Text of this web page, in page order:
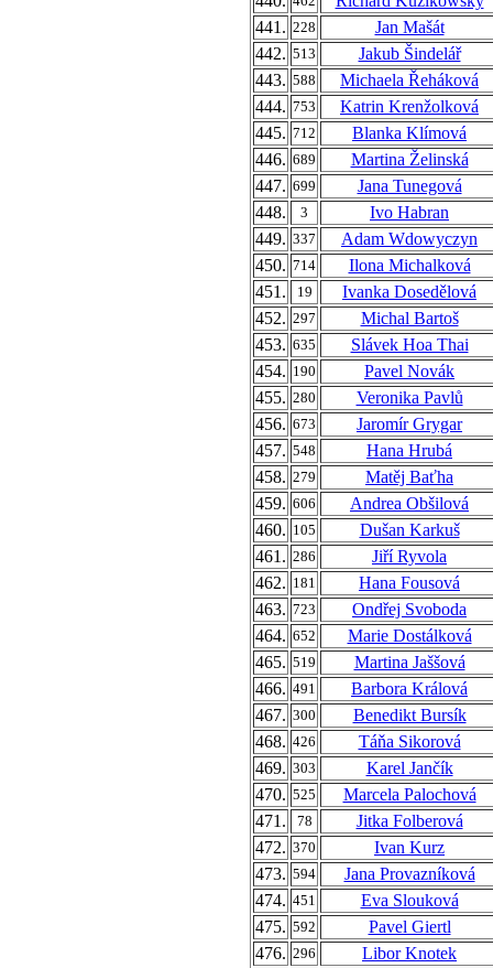
441. 228
Jan Mašát
442. 513
Jakub Šindelář
443. 588
Michaela Řeháková
444. 753
Katrin Krenžolková
445. 712
Blanka Klímová
446. 689
Martina Želinská
447. 699
Jana Tunegová
448.
3
Ivo Habran
449. 337
Adam Wdowyczyn
450. 714
Ilona Michalková
451.
19
Ivanka Dosedělová
452. 297
Michal Bartoš
453. 635
Slávek Hoa Thai
454. 190
Pavel Novák
455. 280
Veronika Pavlů
456. 673
Jaromír Grygar
457. 548
Hana Hrubá
458. 279
Matěj Baťha
459. 606
Andrea Obšilová
460. 105
Dušan Karkuš
461. 286
Jiří Ryvola
462. 181
Hana Fousová
463. 723
Ondřej Svoboda
464. 652
Marie Dostálková
465. 519
Martina Jaššová
466. 491
Barbora Králová
467. 300
Benedikt Bursík
468. 426
Táňa Sikorová
469. 303
Karel Jančík
470. 525
Marcela Palochová
471.
78
Jitka Folberová
472. 370
Ivan Kurz
473. 594
Jana Provazníková
474. 451
Eva Slouková
475. 592
Pavel Giertl
476. 296
Libor Knotek